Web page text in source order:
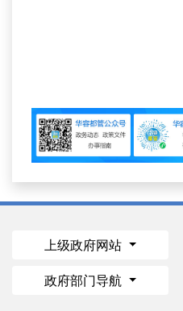
上级政府网站
政府部门导航